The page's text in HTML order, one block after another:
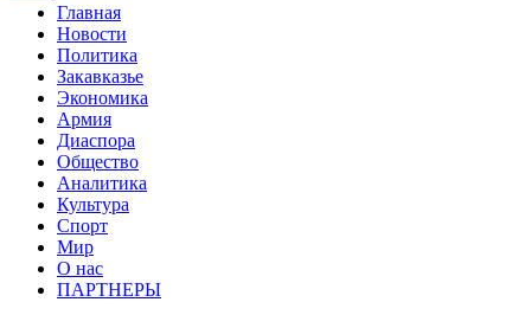
Главная
Новости
Политика
Закавказье
Экономика
Армия
Диаспора
Общество
Аналитика
Культура
Спорт
Мир
О нас
ПАРТНЕРЫ